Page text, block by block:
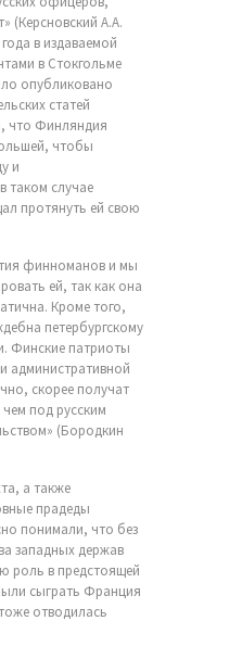
(Керсновский А.А.
в издаваемой
в Стокгольме
опубликовано
статей
что Финляндия
чтобы
и
таком случае
протянуть ей свою
финноманов и мы
ей, так как она
Кроме того,
петербургскому
Финские патриоты
административной
скорее получат
под русским
(Бородкин
а также
прадеды
понимали, что без
западных держав
роль в предстоящей
сыграть Франция
отводилась